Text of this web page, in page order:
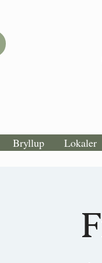
Bryllup Lokaler